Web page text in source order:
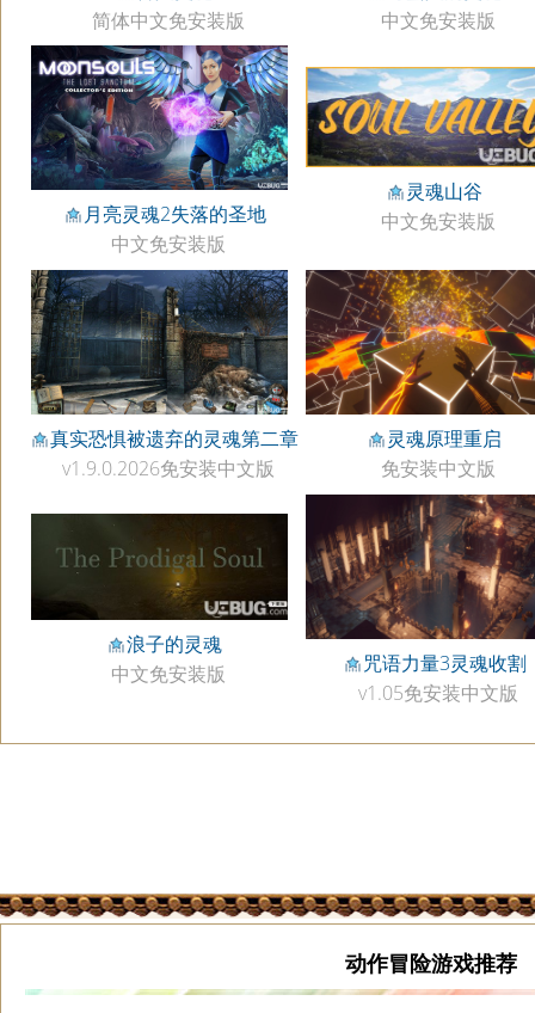
简体中文免安装版
中文免安装版
月亮灵魂2失落的圣地
中文免安装版
灵魂山谷
中文免安装版
真实恐惧被遗弃的灵魂第二章
v1.9.0.2026免安装中文版
灵魂原理重启
免安装中文版
浪子的灵魂
中文免安装版
咒语力量3灵魂收割
v1.05免安装中文版
动作冒险游戏推荐